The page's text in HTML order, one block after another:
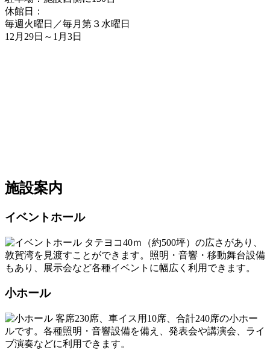
休館日：
毎週火曜日／毎月第３水曜日
12月29日～1月3日
施設案内
イベントホール
タテヨコ40ｍ（約500坪）の広さがあり、
敦賀湾を見渡すことができます。照明・音響・移動舞台設備
もあり、展示会など各種イベントに幅広く利用できます。
小ホール
客席230席、車イス用10席、合計240席の小ホー
ルです。各種照明・音響設備を備え、発表会や講演会、ライ
ブ演奏などに利用できます。